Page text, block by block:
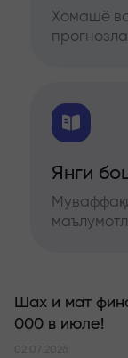
Хомашё
Янги
Шах и мат
000 в июле!
02.07.2026